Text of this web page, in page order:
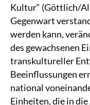
Kultur“ (Göttlich/
Gegenwart
werden kann,
des gewachsenen
transkultureller
Beeinflussungen
national
Einheiten, die in